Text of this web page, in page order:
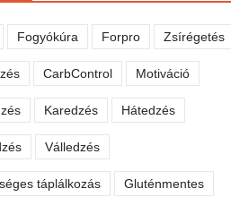
Fogyókúra Forpro Zsírégetés
CarbControl Motiváció
Karedzés Hátedzés
Válledzés
táplálkozás Gluténmentes